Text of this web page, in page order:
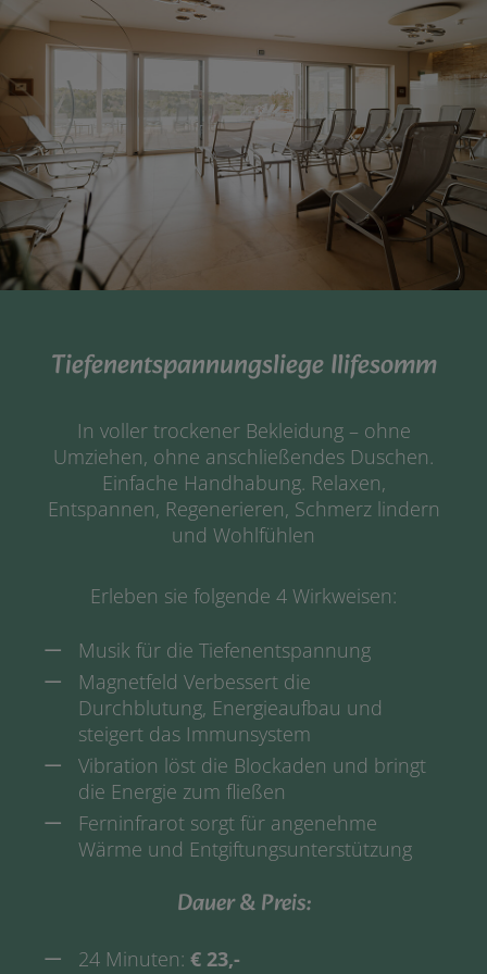
Tiefenentspannungsliege Ilifesomm
In voller trockener Bekleidung – ohne
Umziehen, ohne anschließendes Duschen.
Einfache Handhabung. Relaxen,
Entspannen, Regenerieren, Schmerz lindern
und Wohlfühlen
Erleben sie folgende 4 Wirkweisen:
Musik für die Tiefenentspannung
Magnetfeld Verbessert die
Durchblutung, Energieaufbau und
steigert das Immunsystem
Vibration löst die Blockaden und bringt
die Energie zum fließen
Ferninfrarot sorgt für angenehme
Wärme und Entgiftungsunterstützung
Dauer & Preis:
24 Minuten: € 23,-